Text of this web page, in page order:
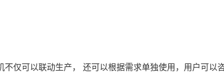
仅可以联动生产， 还可以根据需求单独使用，用户可以